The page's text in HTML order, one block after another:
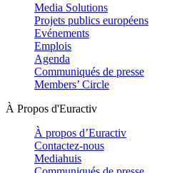
Media Solutions
Projets publics européens
Evénements
Emplois
Agenda
Communiqués de presse
Members’ Circle
À Propos d'Euractiv
À propos d’Euractiv
Contactez-nous
Mediahuis